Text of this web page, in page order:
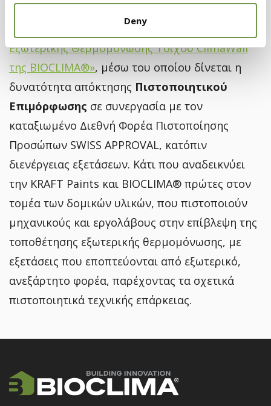
Deny
αξίας. Στο πλαίσιο αυτό, έχει δημιουργήσει ένα
«Επιβλέποντος Συστημάτων
Εξωτερικής Θερμομόνωσης Τοίχου ClimaWall
της BIOCLIMA®», μέσω του οποίου δίνεται η
δυνατότητα απόκτησης Πιστοποιητικού
Επιμόρφωσης σε συνεργασία με τον
καταξιωμένο Διεθνή Φορέα Πιστοποίησης
Προσώπων SWISS APPROVAL, κατόπιν
διενέργειας εξετάσεων. Κάτι που αναδεικνύει
την KRAFT Paints και BIOCLIMA® πρώτες στον
τομέα των δομικών υλικών, που πιστοποιούν
μηχανικούς και εργολάβους στην επίβλεψη της
τοποθέτησης εξωτερικής θερμομόνωσης, με
εξετάσεις που εποπτεύονται από εξωτερικό,
ανεξάρτητο φορέα, παρέχοντας τα σχετικά
πιστοποιητικά τεχνικής επάρκειας.